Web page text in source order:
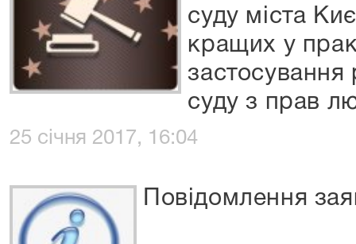
суду міста
кращих у
суду з прав
25 січня 2017, 16:04
Повідомлення